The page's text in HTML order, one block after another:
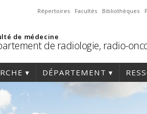
Répertoires Facultés Bibliothèques
de médecine
de radiologie, radio-
DÉPARTEMENT